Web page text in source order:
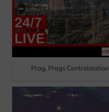
Prag, Prags Centralstation